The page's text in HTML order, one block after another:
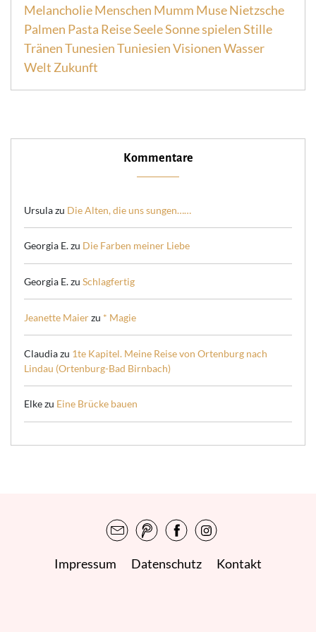
MelancholieMenschen Mumm MuseNietzsche
Palmen Pasta ReiseSeeleSonnespielenStille
TränenTunesienTuniesienVisionenWasser
Welt Zukunft
Kommentare
Ursulazu Die Alten, die uns sungen……
Georgia E.zu Die Farben meiner Liebe
Georgia E.zu Schlagfertig
Jeanette Maierzu * Magie
Claudiazu 1te Kapitel. Meine Reise von Ortenburg nach
Lindau (Ortenburg-Bad Birnbach)
Elkezu Eine Brücke bauen
Impressum Datenschutz Kontakt